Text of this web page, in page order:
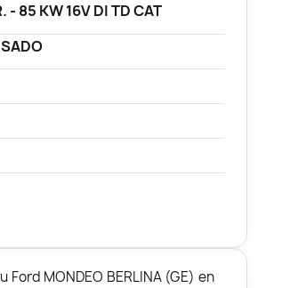
- 85 KW 16V DI TD CAT
MONDEO BERLINA (GE) en